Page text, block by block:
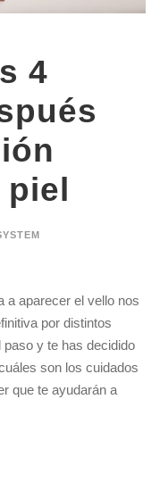
4
piel
a aparecer el vello nos
por distintos
y te has decidido
son los cuidados
que te ayudarán a